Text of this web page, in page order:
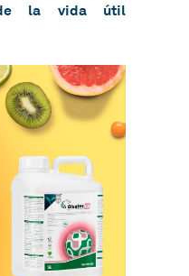
de la vida útil